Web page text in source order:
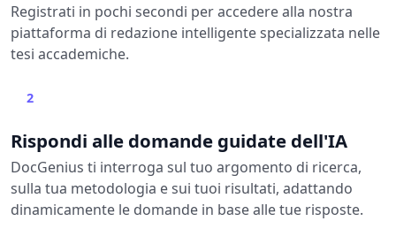
Registrati in pochi secondi per accedere alla nostra
piattaforma di redazione intelligente specializzata nelle
tesi accademiche.
2
Rispondi alle domande guidate dell'IA
DocGenius ti interroga sul tuo argomento di ricerca,
sulla tua metodologia e sui tuoi risultati, adattando
dinamicamente le domande in base alle tue risposte.